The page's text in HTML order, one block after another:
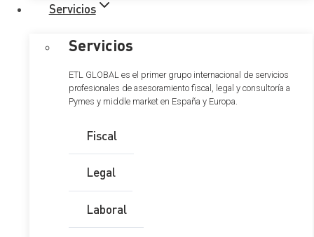
Servicios
Servicios
ETL GLOBAL es el primer grupo internacional de servicios
profesionales de asesoramiento fiscal, legal y consultoría a
Pymes y middle market en España y Europa.
Fiscal
Legal
Laboral
Contabilización de las
inversiones en activos
inmobiliarios